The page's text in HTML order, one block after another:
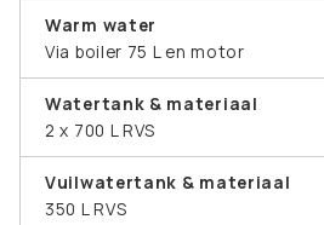
Warm water
Via boiler 75 L en motor
Watertank & materiaal
2 x 700 L RVS
Vuilwatertank & materiaal
350 L RVS